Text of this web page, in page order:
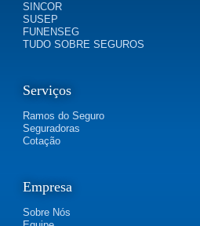
SINCOR
SUSEP
FUNENSEG
TUDO SOBRE SEGUROS
Serviços
Ramos do Seguro
Seguradoras
Cotação
Empresa
Sobre Nós